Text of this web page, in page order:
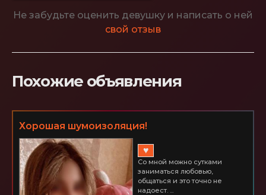
Не забудьте оценить девушку и написать о ней
свой отзыв
Похожие объявления
Хорошая шумоизоляция!
♥
Со мной можно сутками
заниматься любовью,
общаться и это точно не
надоест. ...